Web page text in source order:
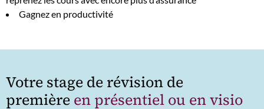
Gagnez en productivité
Votre stage de révision de
première en présentiel ou en visio